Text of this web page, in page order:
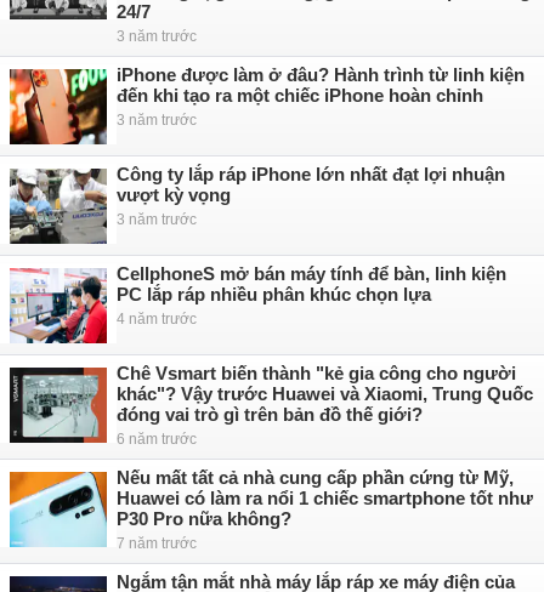
24/7
3 năm trước
iPhone được làm ở đâu? Hành trình từ linh kiện
đến khi tạo ra một chiếc iPhone hoàn chỉnh
3 năm trước
Công ty lắp ráp iPhone lớn nhất đạt lợi nhuận
vượt kỳ vọng
3 năm trước
CellphoneS mở bán máy tính để bàn, linh kiện
PC lắp ráp nhiều phân khúc chọn lựa
4 năm trước
Chê Vsmart biến thành "kẻ gia công cho người
khác"? Vậy trước Huawei và Xiaomi, Trung Quốc
đóng vai trò gì trên bản đồ thế giới?
6 năm trước
Nếu mất tất cả nhà cung cấp phần cứng từ Mỹ,
Huawei có làm ra nổi 1 chiếc smartphone tốt như
P30 Pro nữa không?
7 năm trước
Ngắm tận mắt nhà máy lắp ráp xe máy điện của